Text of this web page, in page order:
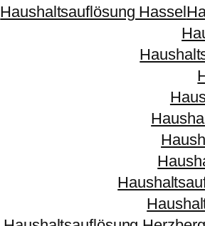
Haushaltsauflösung Hassel